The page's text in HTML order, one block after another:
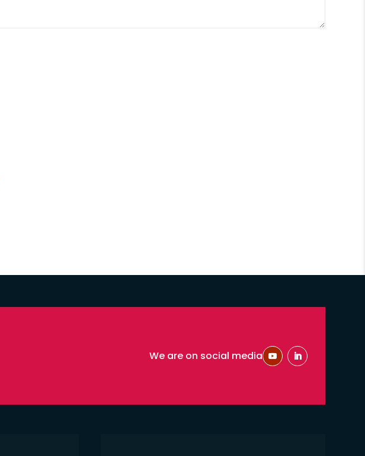
We are on social media